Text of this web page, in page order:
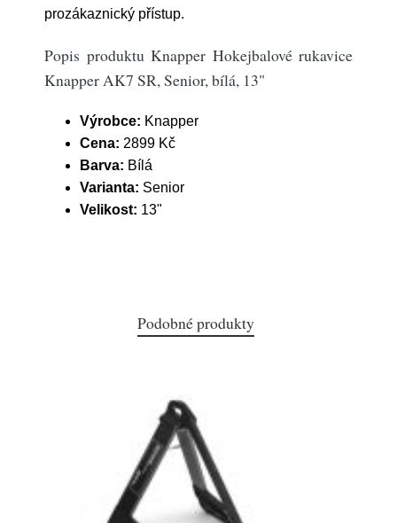
prozákaznický přístup.
Popis produktu Knapper Hokejbalové rukavice
Knapper AK7 SR, Senior, bílá, 13"
Výrobce: Knapper
Cena: 2899 Kč
Barva: Bílá
Varianta: Senior
Velikost: 13"
Podobné produkty